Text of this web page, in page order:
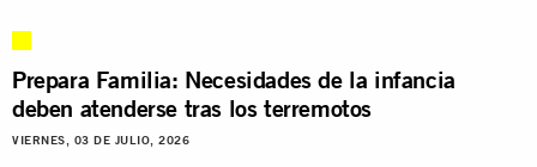
Prepara Familia: Necesidades de la infancia
deben atenderse tras los terremotos
VIERNES, 03 DE JULIO, 2026